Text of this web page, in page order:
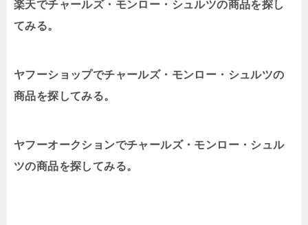
楽天でチャールズ・モンロー・シュルツの商品を探し
てみる。
ヤフーショップでチャールズ・モンロー・シュルツの
商品を探してみる。
ヤフーオークションでチャールズ・モンロー・シュル
ツの商品を探してみる。